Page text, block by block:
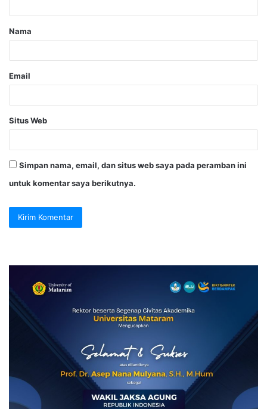
Nama
Email
Situs Web
Simpan nama, email, dan situs web saya pada peramban ini
untuk komentar saya berikutnya.